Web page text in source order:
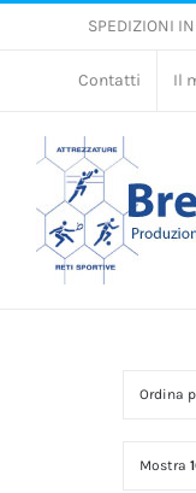
Salta
SPEDIZIONI
Contatti Il
Ordina
Mostra